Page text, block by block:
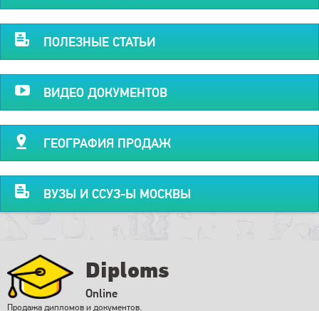
ПОЛЕЗНЫЕ СТАТЬИ
ВИДЕО ДОКУМЕНТОВ
ГЕОГРАФИЯ ПРОДАЖ
ВУЗЫ И ССУЗ-Ы МОСКВЫ
Diploms
Online
Продажа дипломов и документов.